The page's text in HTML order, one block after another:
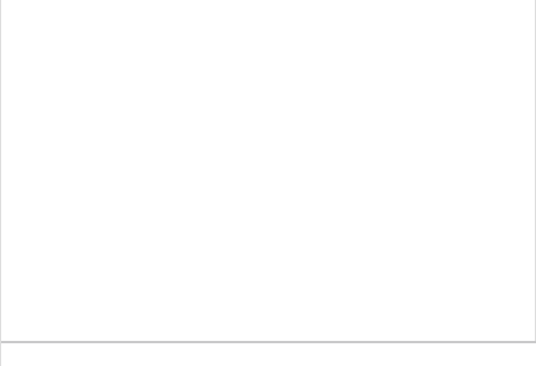
jederzeit widerrufen. Nähere Informationen finden Sie